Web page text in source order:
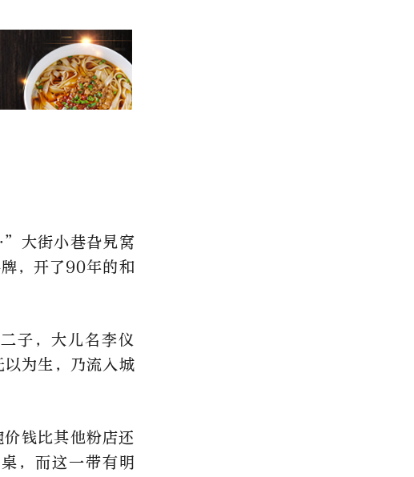
大街小巷旮旯窝
，开了90年的和
子，大儿名李仪
为生，乃流入城
钱比其他粉店还
，而这一带有明